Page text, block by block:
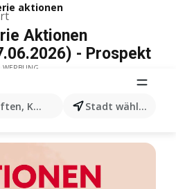
Kategorien, Produkten...
Stadt wählen
aktionen
Aktionen
- Prospekt
WERBUNG